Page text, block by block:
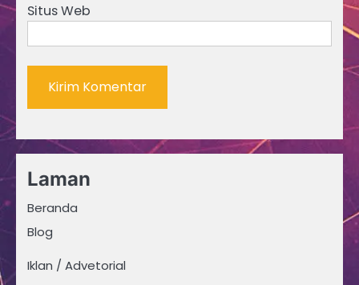
Situs Web
Laman
Beranda
Blog
Iklan / Advetorial